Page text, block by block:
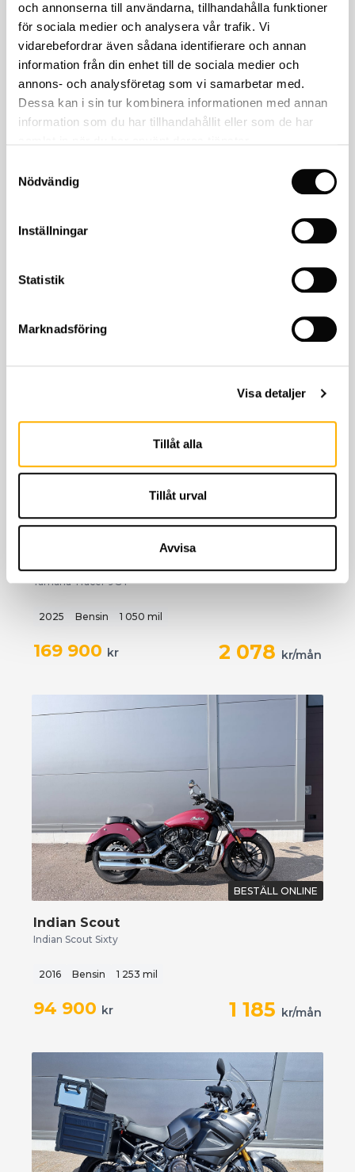
och annonserna till användarna, tillhandahålla funktioner
för sociala medier och analysera vår trafik. Vi
vidarebefordrar även sådana identifierare och annan
information från din enhet till de sociala medier och
annons- och analysföretag som vi samarbetar med.
Dessa kan i sin tur kombinera informationen med annan
information som du har tillhandahållit eller som de har
Nödvändig
Inställningar
Statistik
Marknadsföring
Visa detaljer
Tillåt alla
Tillåt urval
Avvisa
BESTÄLL ONLINE
Yamaha XSR700
kr/mån
Yamaha Tracer 9GT
2025 Bensin 1 050 mil
169 900 kr 2 078 kr/mån
BESTÄLL ONLINE
Indian Scout
Indian Scout Sixty
2016 Bensin 1 253 mil
94 900 kr 1 185 kr/mån